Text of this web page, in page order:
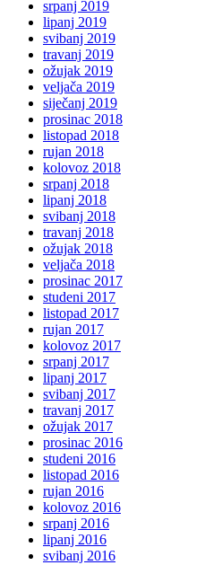
srpanj 2019
lipanj 2019
svibanj 2019
travanj 2019
ožujak 2019
veljača 2019
siječanj 2019
prosinac 2018
listopad 2018
rujan 2018
kolovoz 2018
srpanj 2018
lipanj 2018
svibanj 2018
travanj 2018
ožujak 2018
veljača 2018
prosinac 2017
studeni 2017
listopad 2017
rujan 2017
kolovoz 2017
srpanj 2017
lipanj 2017
svibanj 2017
travanj 2017
ožujak 2017
prosinac 2016
studeni 2016
listopad 2016
rujan 2016
kolovoz 2016
srpanj 2016
lipanj 2016
svibanj 2016